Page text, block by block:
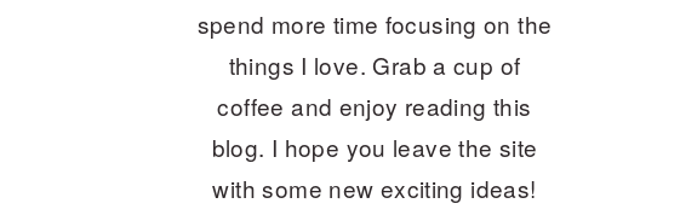
spend more time focusing on the
things I love. Grab a cup of
coffee and enjoy reading this
blog. I hope you leave the site
with some new exciting ideas!